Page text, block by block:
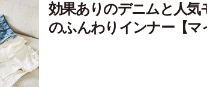
効果ありのデニムと人気
のふんわりインナー【マ